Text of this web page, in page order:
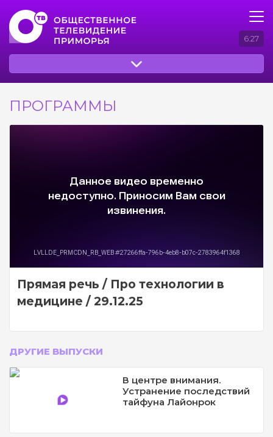
6:27
ПРОГРАММЫ
Прямая речь / Про технологии в
медицине / 29.12.25
ДРУГИЕ ВЫПУСКИ
В центре внимания.
Устранение последствий
тайфуна Лайонрок